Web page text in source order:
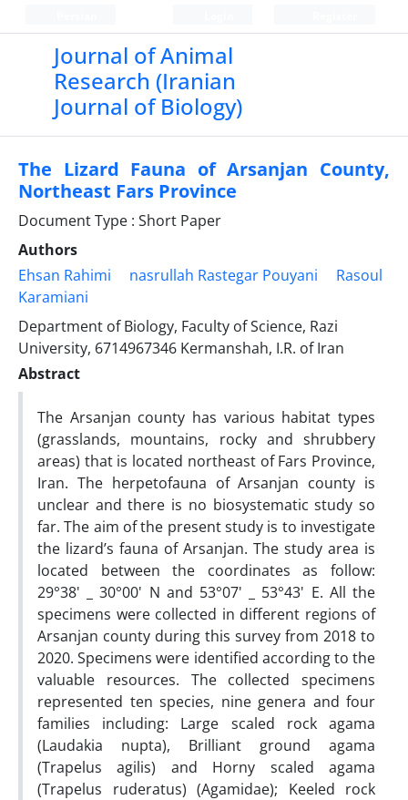
Journal of Animal
Research (Iranian
Journal of Biology)
The Lizard Fauna of Arsanjan County,
Northeast Fars Province
Document Type : Short Paper
Authors
Ehsan Rahimi
nasrullah Rastegar Pouyani
Rasoul
Karamiani
Department of Biology, Faculty of Science, Razi
University, 6714967346 Kermanshah, I.R. of Iran
Abstract
The Arsanjan county has various habitat types
(grasslands, mountains, rocky and shrubbery
areas) that is located northeast of Fars Province,
Iran. The herpetofauna of Arsanjan county is
unclear and there is no biosystematic study so
far. The aim of the present study is to investigate
the lizard’s fauna of Arsanjan. The study area is
located between the coordinates as follow:
29°38' _ 30°00' N and 53°07' _ 53°43' E. All the
specimens were collected in different regions of
Arsanjan county during this survey from 2018 to
2020. Specimens were identified according to the
valuable resources. The collected specimens
represented ten species, nine genera and four
families including: Large scaled rock agama
(Laudakia nupta), Brilliant ground agama
(Trapelus agilis) and Horny scaled agama
(Trapelus ruderatus) (Agamidae); Keeled rock